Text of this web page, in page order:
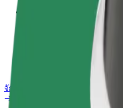
Bolt Food สำหรับองค์กร
จักรยานไฟฟ้า